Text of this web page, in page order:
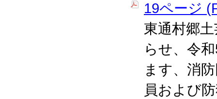
19ページ
東通村郷
らせ、令
ます、消
員および